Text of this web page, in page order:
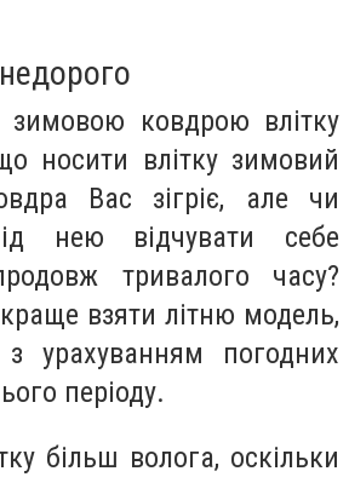
зимовою ковдрою влітку
носити влітку зимовий
Вас зігріє, але чи
нею відчувати себе
тривалого часу?
взяти літню модель,
урахуванням погодних
періоду.
більш волога, оскільки